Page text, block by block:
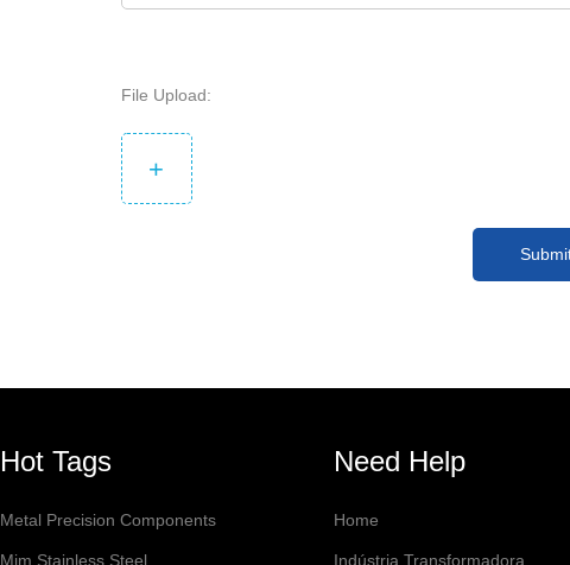
File Upload:
+
Hot Tags
Metal Precision Components
Mim Stainless Steel
Need Help
Home
Indústria Transformadora